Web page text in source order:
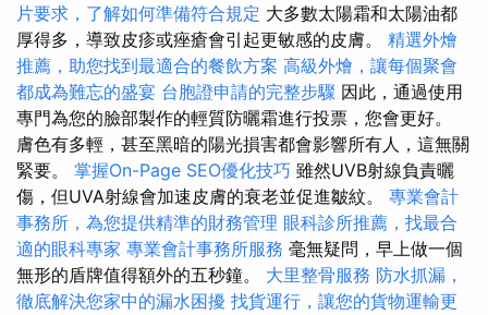
片要求，了解如何準備符合規定 大多數太陽霜和太陽油都
厚得多，導致皮疹或痤瘡會引起更敏感的皮膚。 精選外燴
推薦，助您找到最適合的餐飲方案 高級外燴，讓每個聚會
都成為難忘的盛宴 台胞證申請的完整步驟 因此，通過使用
專門為您的臉部製作的輕質防曬霜進行投票，您會更好。
膚色有多輕，甚至黑暗的陽光損害都會影響所有人，這無關
緊要。 掌握On-Page SEO優化技巧 雖然UVB射線負責曬
傷，但UVA射線會加速皮膚的衰老並促進皺紋。 專業會計
事務所，為您提供精準的財務管理 眼科診所推薦，找最合
適的眼科專家 專業會計事務所服務 毫無疑問，早上做一個
無形的盾牌值得額外的五秒鐘。 大里整骨服務 防水抓漏，
徹底解決您家中的漏水困擾 找貨運行，讓您的貨物運輸更